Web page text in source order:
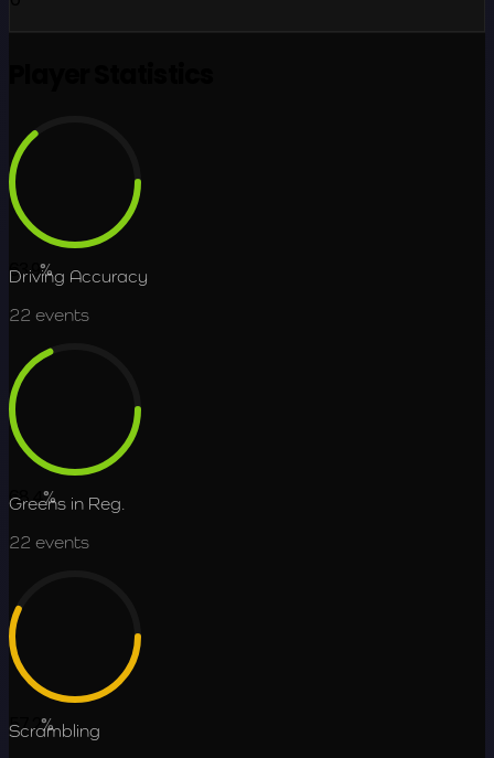
63.9%
Driving Accuracy
22 events
68.4%
Greens in Reg.
22 events
57.2%
Scrambling